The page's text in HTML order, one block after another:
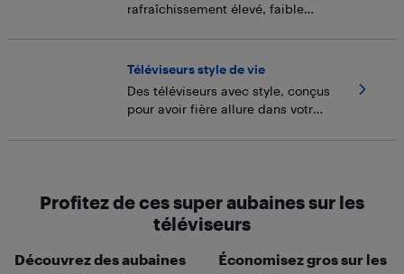
rafraîchissement élevé, faible
avancé.
Téléviseurs style de vie
Des téléviseurs avec style, conçus
pour avoir fière allure dans votre
Profitez de ces super aubaines sur les
téléviseurs
Découvrez des aubaines
Économisez gros sur les